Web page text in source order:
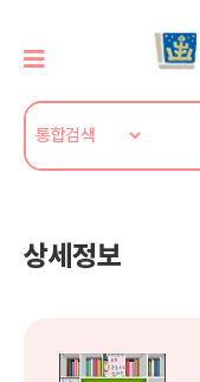
상세정보